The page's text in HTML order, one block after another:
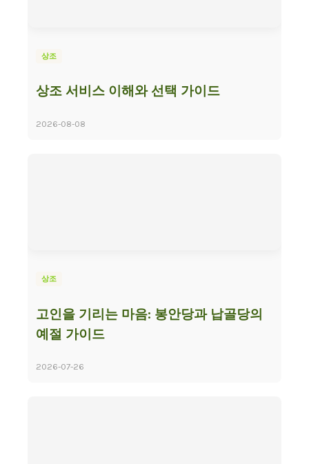
상조
상조 서비스 이해와 선택 가이드
2026-08-08
상조
고인을 기리는 마음: 봉안당과 납골당의
예절 가이드
2026-07-26